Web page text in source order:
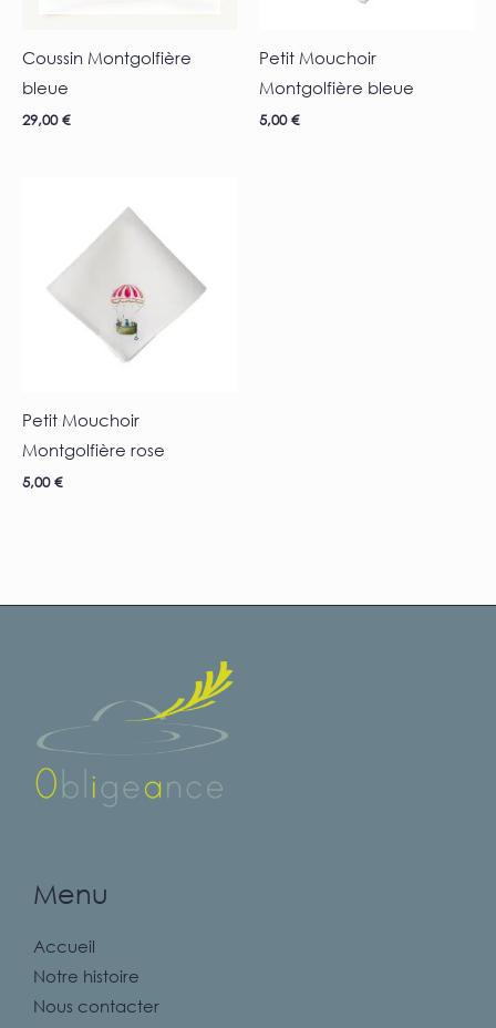
Coussin Montgolfière
bleue
29,00€
Petit Mouchoir
Montgolfière bleue
5,00€
Petit Mouchoir
Montgolfière rose
5,00€
Menu
Accueil
Notre histoire
Nous contacter